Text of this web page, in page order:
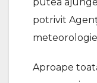
potrivit
Aproape